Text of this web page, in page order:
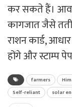
कर सकते हैं।
कागजात जैसे
राशन कार्ड,
होंगे और स्टाम्प
farmers
Self-reliant
solar